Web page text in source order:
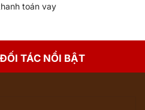
toán vay
TÁC NỔI BẬT